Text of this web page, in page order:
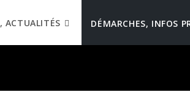
ACTUALITÉS DÉMARCHES, INFOS